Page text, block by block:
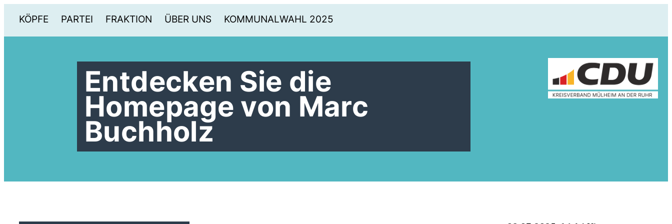
KÖPFE PARTEI FRAKTION ÜBER UNS KOMMUNALWAHL 2025
Entdecken Sie die
Homepage von Marc
Buchholz